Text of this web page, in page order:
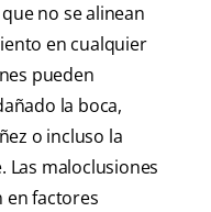
no se alinean
en cualquier
pueden
la boca,
o incluso la
maloclusiones
en factores